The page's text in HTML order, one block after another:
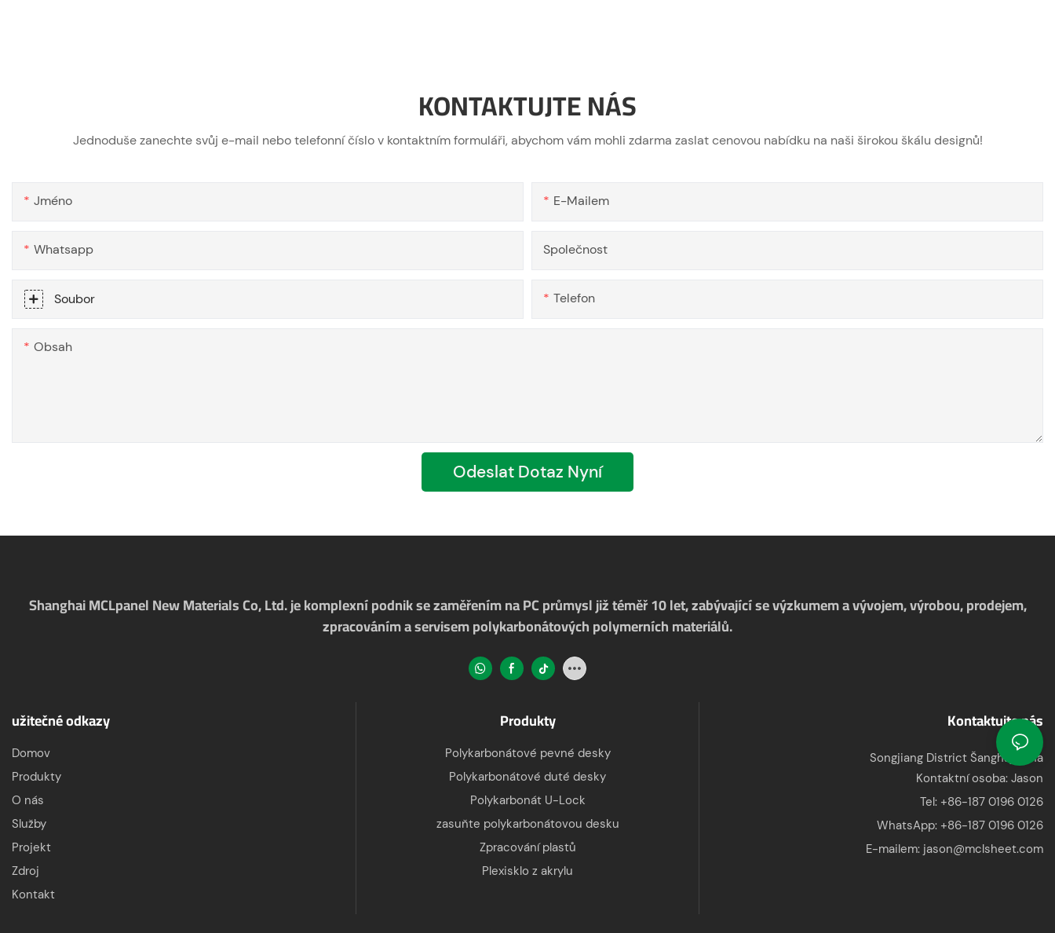
KONTAKTUJTE NÁS
Jednoduše zanechte svůj e-mail nebo telefonní číslo v kontaktním formuláři, abychom vám mohli zdarma zaslat cenovou nabídku na naši širokou škálu designů!
Jméno E-Mailem
Whatsapp Společnost
Soubor Telefon
Obsah
Odeslat Dotaz Nyní
Shanghai MCLpanel New Materials Co, Ltd. je komplexní podnik se zaměřením na PC průmysl již téměř 10 let, zabývající se výzkumem a vývojem, výrobou, prodejem,
zpracováním a servisem polykarbonátových polymerních materiálů.
užitečné odkazy
Domov
Produkty
O nás
Služby
Projekt
Zdroj
Kontakt
Produkty
Polykarbonátové pevné desky
Polykarbonátové duté desky
Polykarbonát U-Lock
zasuňte polykarbonátovou desku
Zpracování plastů
Plexisklo z akrylu
Kontaktujte nás
Songjiang District Šanghaj, Čína
Kontaktní osoba: Jason
Tel: +86-187 0196 0126
WhatsApp: +86-187 0196 0126
E-mailem: jason@mclsheet.com